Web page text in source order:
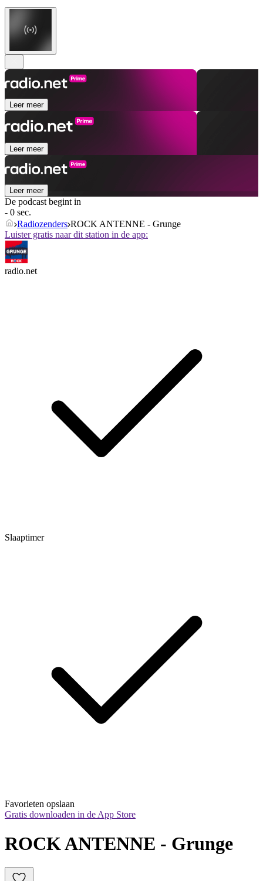
Leer meer
Leer meer
Leer meer
De podcast begint in
- 0 sec.
Radiozenders ROCK ANTENNE - Grunge
Luister gratis naar dit station in de app:
radio.net
Slaaptimer
Favorieten opslaan
Gratis downloaden in de App Store
ROCK ANTENNE - Grunge